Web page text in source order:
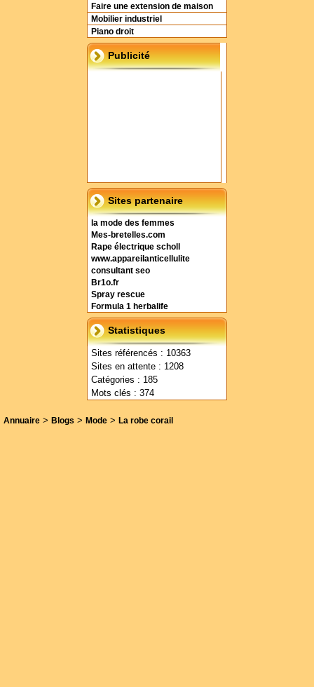
Faire une extension de maison
Mobilier industriel
Piano droit
Publicité
Sites partenaire
la mode des femmes
Mes-bretelles.com
Rape électrique scholl
www.appareilanticellulite
consultant seo
Br1o.fr
Spray rescue
Formula 1 herbalife
Statistiques
Sites référencés : 10363
Sites en attente : 1208
Catégories : 185
Mots clés : 374
Annuaire > Blogs > Mode > La robe corail